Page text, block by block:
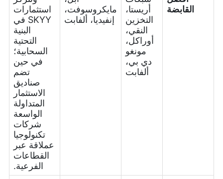
القابضة
أريستا،
التخزين
النقي،
أوراكل،
مونغو
دي بي،
ألفابت
مايكروسوفت،
إنفيديا، ألفابت
استثمارات
SKYY في
البنية
التحتية
السحابية؛
في حين
تضم
صناديق
الاستثمار
المتداولة
الواسعة
شركات
تكنولوجيا
عملاقة عبر
القطاعات
الفرعية.